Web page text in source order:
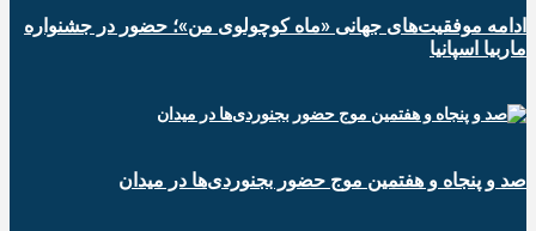
ادامه موفقیت‌های جهانی «ماه کوچولوی من»؛ حضور در جشنواره
ماربیا اسپانیا
صد و پنجاه و هفتمین موج حضور بجنوردی‌ها در میدان